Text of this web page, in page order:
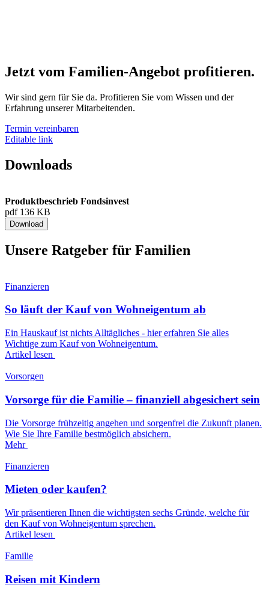
Jetzt vom Familien-Angebot profitieren.
Wir sind gern für Sie da. Profitieren Sie vom Wissen und der
Erfahrung unserer Mitarbeitenden.
Termin vereinbaren
Editable link
Downloads
Produktbeschrieb Fondsinvest
pdf 136 KB
Download
Unsere Ratgeber für Familien
Finanzieren
So läuft der Kauf von Wohneigentum ab
Ein Hauskauf ist nichts Alltägliches - hier erfahren Sie alles
Wichtige zum Kauf von Wohneigentum.
Artikel lesen
Vorsorgen
Vorsorge für die Familie – finanziell abgesichert sein
Die Vorsorge frühzeitig angehen und sorgenfrei die Zukunft planen.
Wie Sie Ihre Familie bestmöglich absichern.
Mehr
Finanzieren
Mieten oder kaufen?
Wir präsentieren Ihnen die wichtigsten sechs Gründe, welche für
den Kauf von Wohneigentum sprechen.
Artikel lesen
Familie
Reisen mit Kindern